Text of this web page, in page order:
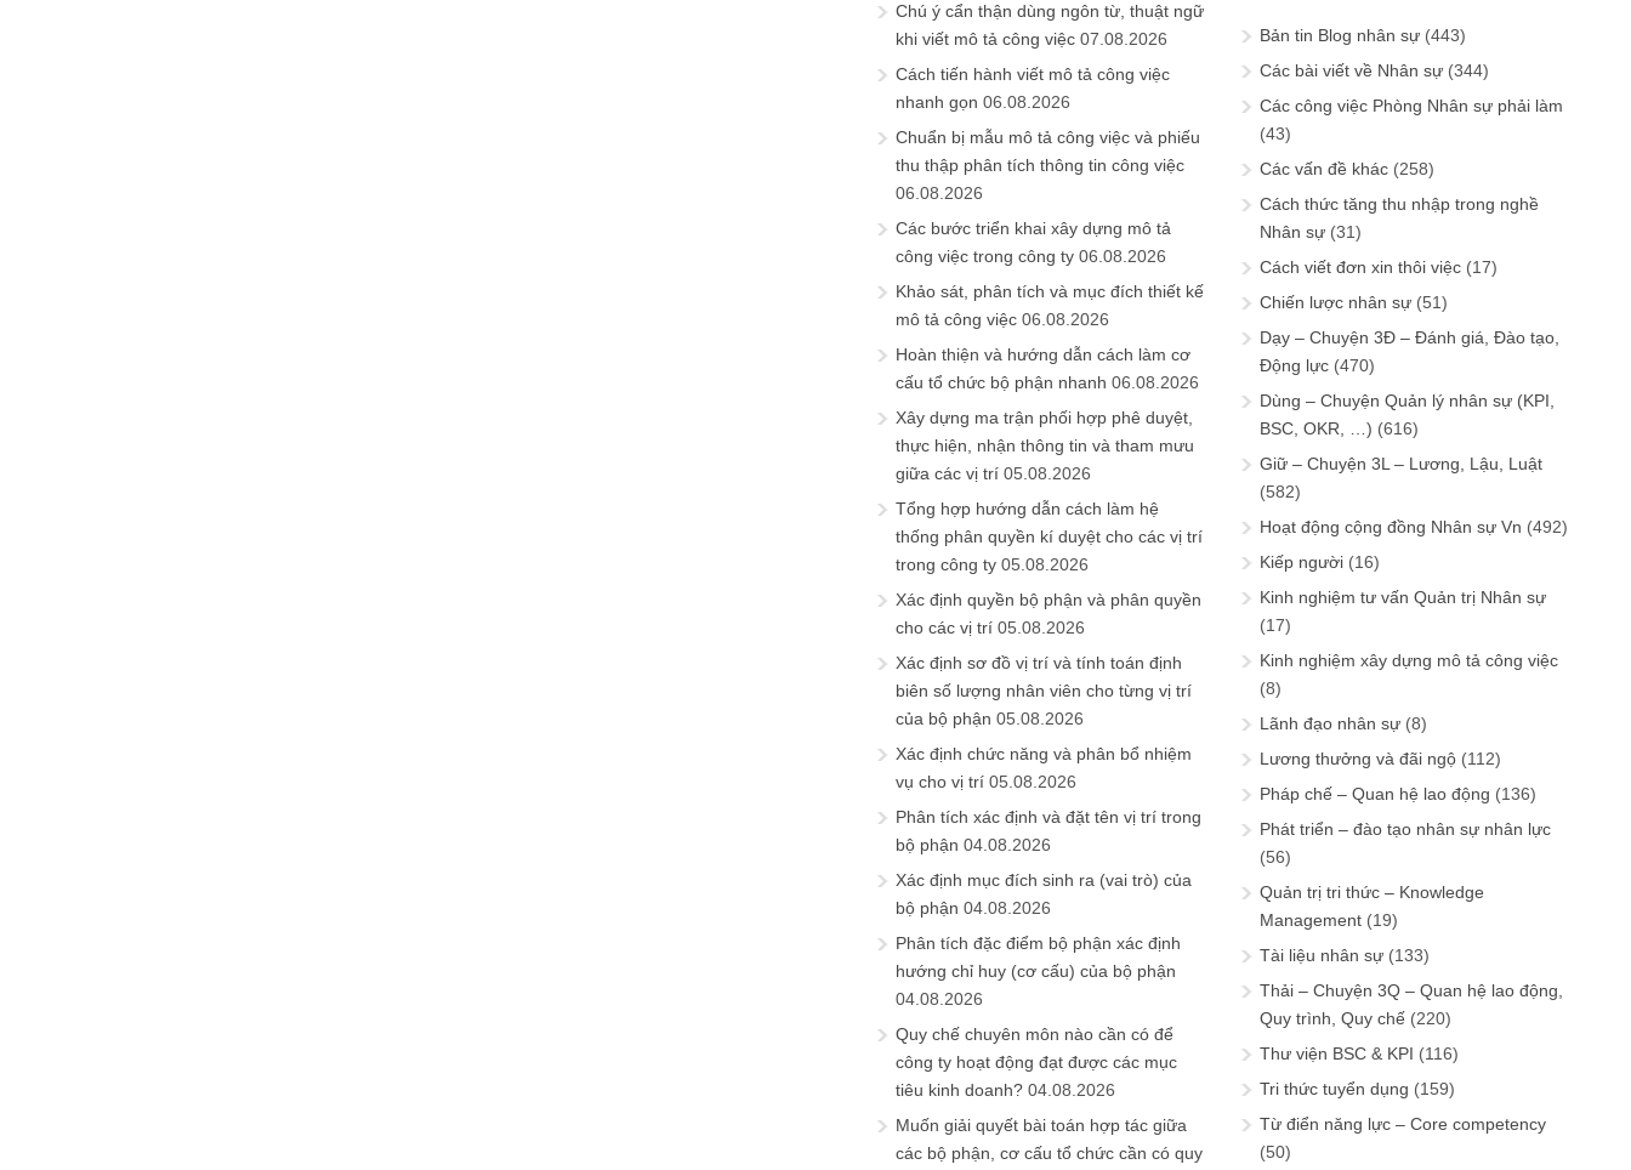
Chú ý cẩn thận dùng ngôn từ, thuật ngữ
khi viết mô tả công việc 07.08.2026
Cách tiến hành viết mô tả công việc
nhanh gọn 06.08.2026
Chuẩn bị mẫu mô tả công việc và phiếu
thu thập phân tích thông tin công việc
06.08.2026
Các bước triển khai xây dựng mô tả
công việc trong công ty 06.08.2026
Khảo sát, phân tích và mục đích thiết kế
mô tả công việc 06.08.2026
Hoàn thiện và hướng dẫn cách làm cơ
cấu tổ chức bộ phận nhanh 06.08.2026
Xây dựng ma trận phối hợp phê duyệt,
thực hiện, nhận thông tin và tham mưu
giữa các vị trí 05.08.2026
Tổng hợp hướng dẫn cách làm hệ
thống phân quyền kí duyệt cho các vị trí
trong công ty 05.08.2026
Xác định quyền bộ phận và phân quyền
cho các vị trí 05.08.2026
Xác định sơ đồ vị trí và tính toán định
biên số lượng nhân viên cho từng vị trí
của bộ phận 05.08.2026
Xác định chức năng và phân bổ nhiệm
vụ cho vị trí 05.08.2026
Phân tích xác định và đặt tên vị trí trong
bộ phận 04.08.2026
Xác định mục đích sinh ra (vai trò) của
bộ phận 04.08.2026
Phân tích đặc điểm bộ phận xác định
hướng chỉ huy (cơ cấu) của bộ phận
04.08.2026
Quy chế chuyên môn nào cần có để
công ty hoạt động đạt được các mục
tiêu kinh doanh? 04.08.2026
Muốn giải quyết bài toán hợp tác giữa
các bộ phận, cơ cấu tổ chức cần có quy
Bản tin Blog nhân sự (443)
Các bài viết về Nhân sự (344)
Các công việc Phòng Nhân sự phải làm
(43)
Các vấn đề khác (258)
Cách thức tăng thu nhập trong nghề
Nhân sự (31)
Cách viết đơn xin thôi việc (17)
Chiến lược nhân sự (51)
Dạy – Chuyện 3Đ – Đánh giá, Đào tạo,
Động lực (470)
Dùng – Chuyện Quản lý nhân sự (KPI,
BSC, OKR, …) (616)
Giữ – Chuyện 3L – Lương, Lậu, Luật
(582)
Hoạt động cộng đồng Nhân sự Vn (492)
Kiếp người (16)
Kinh nghiệm tư vấn Quản trị Nhân sự
(17)
Kinh nghiệm xây dựng mô tả công việc
(8)
Lãnh đạo nhân sự (8)
Lương thưởng và đãi ngộ (112)
Pháp chế – Quan hệ lao động (136)
Phát triển – đào tạo nhân sự nhân lực
(56)
Quản trị tri thức – Knowledge
Management (19)
Tài liệu nhân sự (133)
Thải – Chuyện 3Q – Quan hệ lao động,
Quy trình, Quy chế (220)
Thư viện BSC & KPI (116)
Tri thức tuyển dụng (159)
Từ điển năng lực – Core competency
(50)